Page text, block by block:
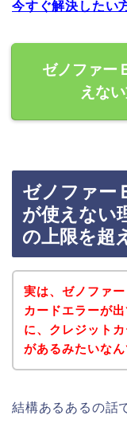
今すぐ解決したい
ゼノファー
えな
ゼノファー
が使えない
の上限を超
実は、ゼノファ
カードエラーが
に、クレジット
があるみたいな
結構あるあるの話